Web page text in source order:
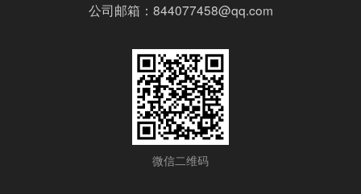
公司邮箱：844077458@qq.com
微信二维码